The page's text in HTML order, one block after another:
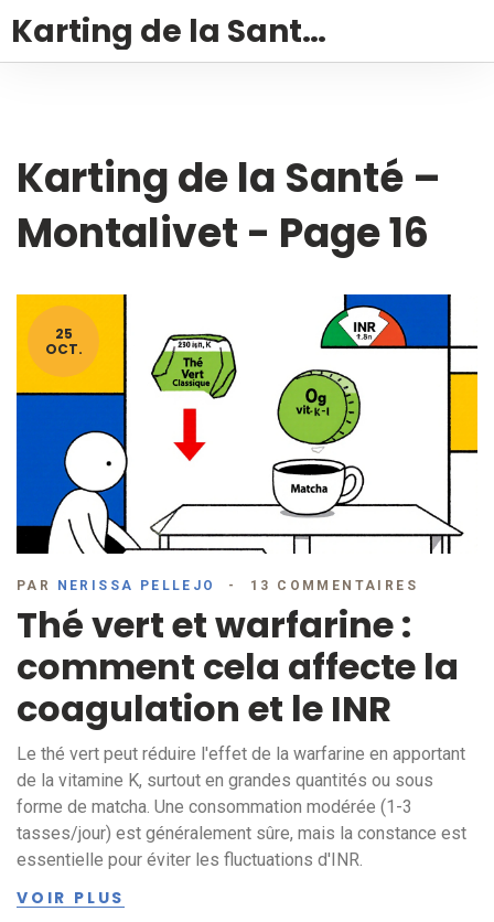
Karting de la Santé – Montalivet
Karting de la Santé –
Montalivet - Page 16
25
OCT.
PAR NERISSA PELLEJO 13 COMMENTAIRES
Thé vert et warfarine :
comment cela affecte la
coagulation et le INR
Le thé vert peut réduire l'effet de la warfarine en apportant
de la vitamine K, surtout en grandes quantités ou sous
forme de matcha. Une consommation modérée (1-3
tasses/jour) est généralement sûre, mais la constance est
essentielle pour éviter les fluctuations d'INR.
VOIR PLUS